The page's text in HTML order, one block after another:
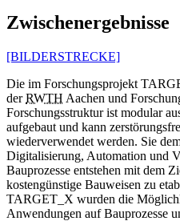
Zwischenergebnisse
[BILDERSTRECKE]
Die im Forschungsprojekt
derRWTH Aachen und
Forschungsstruktur ist modular
aufgebaut und kann
wiederverwendet werden. Sie
Digitalisierung, Automation und
Bauprozesse entstehen mit dem
kostengünstige Bauweisen zu
TARGET_X wurden die
Anwendungen auf Bauprozesse